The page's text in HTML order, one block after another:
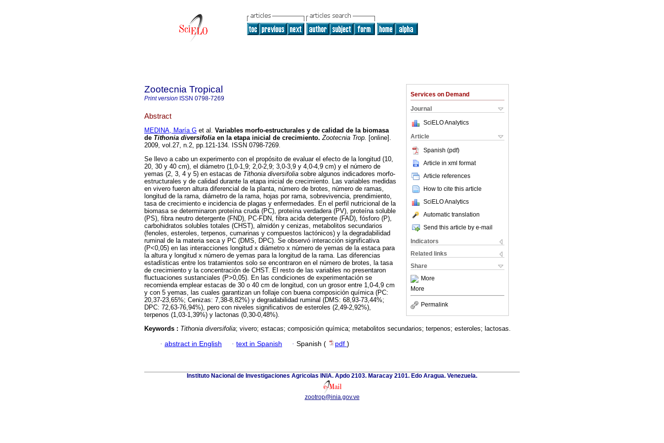
Services on Demand
Journal
SciELO Analytics
Article
Spanish (pdf)
Article in xml format
Article references
How to cite this article
SciELO Analytics
Automatic translation
Send this article by e-mail
Indicators
Related links
Share
More
More
Permalink
Zootecnia Tropical
Print version ISSN 0798-7269
Abstract
MEDINA, María G et al. Variables morfo-estructurales y de calidad de la biomasa
de Tithonia diversifolia en la etapa inicial de crecimiento. Zootecnia Trop. [online].
2009, vol.27, n.2, pp.121-134. ISSN 0798-7269.
Se llevo a cabo un experimento con el propósito de evaluar el efecto de la longitud (10,
20, 30 y 40 cm), el diámetro (1,0-1,9; 2,0-2,9; 3,0-3,9 y 4,0-4,9 cm) y el número de
yemas (2, 3, 4 y 5) en estacas de Tithonia diversifolia sobre algunos indicadores morfo-
estructurales y de calidad durante la etapa inicial de crecimiento. Las variables medidas
en vivero fueron altura diferencial de la planta, número de brotes, número de ramas,
longitud de la rama, diámetro de la rama, hojas por rama, sobrevivencia, prendimiento,
tasa de crecimiento e incidencia de plagas y enfermedades. En el perfil nutricional de la
biomasa se determinaron proteína cruda (PC), proteína verdadera (PV), proteína soluble
(PS), fibra neutro detergente (FND), PC-FDN, fibra acida detergente (FAD), fósforo (P),
carbohidratos solubles totales (CHST), almidón y cenizas, metabolitos secundarios
(fenoles, esteroles, terpenos, cumarinas y compuestos lactónicos) y la degradabilidad
ruminal de la materia seca y PC (DMS, DPC). Se observó interacción significativa
(P<0,05) en las interacciones longitud x diámetro x número de yemas de la estaca para
la altura y longitud x número de yemas para la longitud de la rama. Las diferencias
estadísticas entre los tratamientos solo se encontraron en el número de brotes, la tasa
de crecimiento y la concentración de CHST. El resto de las variables no presentaron
fluctuaciones sustanciales (P>0,05). En las condiciones de experimentación se
recomienda emplear estacas de 30 o 40 cm de longitud, con un grosor entre 1,0-4,9 cm
y con 5 yemas, las cuales garantizan un follaje con buena composición química (PC:
20,37-23,65%; Cenizas: 7,38-8,82%) y degradabilidad ruminal (DMS: 68,93-73,44%;
DPC: 72,63-76,94%), pero con niveles significativos de esteroles (2,49-2,92%),
terpenos (1,03-1,39%) y lactonas (0,30-0,48%).
Keywords : Tithonia diversifolia; vivero; estacas; composición química; metabolitos secundarios; terpenos; esteroles; lactosas.
· abstract in English · text in Spanish · Spanish ( pdf )
Instituto Nacional de Investigaciones Agricolas INIA. Apdo 2103. Maracay 2101. Edo Aragua. Venezuela.
zootrop@inia.gov.ve